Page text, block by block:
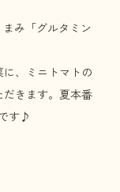
み「グルタミン
、ミニトマトの
きます。夏本番
す♪